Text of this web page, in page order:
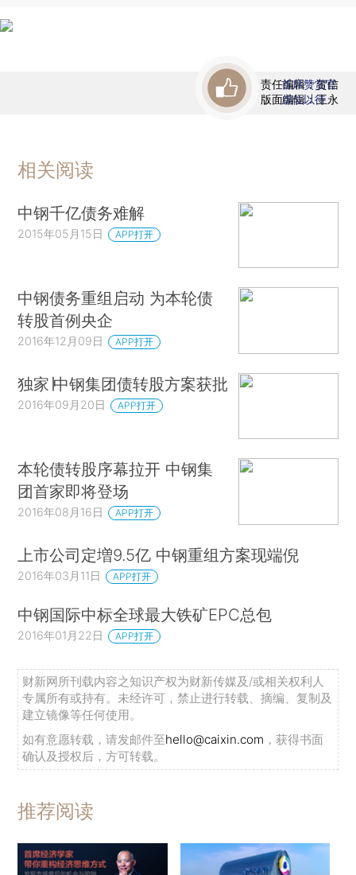
责任编辑：贺信
版面编辑：王永
首席赞赏官
虚位以待
相关阅读
中钢千亿债务难解
2015年05月15日 APP打开
中钢债务重组启动 为本轮债
转股首例央企
2016年12月09日 APP打开
独家∣中钢集团债转股方案获批
2016年09月20日 APP打开
本轮债转股序幕拉开 中钢集
团首家即将登场
2016年08月16日 APP打开
上市公司定増9.5亿 中钢重组方案现端倪
2016年03月11日 APP打开
中钢国际中标全球最大铁矿EPC总包
2016年01月22日 APP打开
财新网所刊载内容之知识产权为财新传媒及/或相关权利人
专属所有或持有。未经许可，禁止进行转载、摘编、复制及
建立镜像等任何使用。
如有意愿转载，请发邮件至hello@caixin.com ，获得书面
确认及授权后，方可转载。
推荐阅读